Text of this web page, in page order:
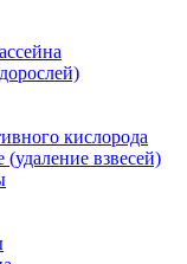
кислорода
взвесей)